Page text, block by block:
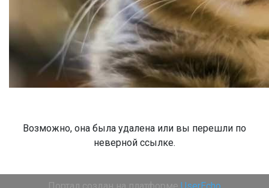
Возможно, она была удалена или вы перешли по
неверной ссылке.